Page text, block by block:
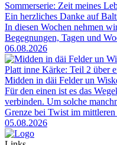
Sommerserie: Zeit meines
Ein herzliches Danke auf
In diesen Wochen nehmen
Begegnungen, Tagen und
06.08.2026
Platt inne Kärke: Teil 2 über
Midden in däi Felder un
Für den einen ist es das
verbinden. Um solche
Grenze bei Twist im
05.08.2026